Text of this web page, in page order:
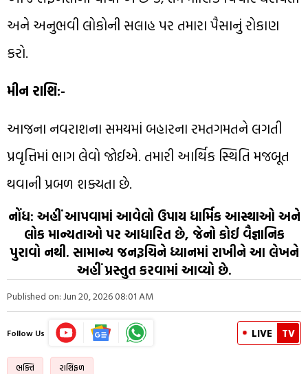
અને અનુભવી લોકોની સલાહ પર તમારા પૈસાનું રોકાણ
કરો.
મીન રાશિ:-
આજના નવરાશના સમયમાં બહારના રમતગમતને લગતી
પ્રવૃત્તિમાં ભાગ લેવો જોઈએ. તમારી આર્થિક સ્થિતિ મજબૂત
થવાની પ્રબળ શક્યતા છે.
નોંધ: અહીં આપવામાં આવેલો ઉપાય ધાર્મિક આસ્થાઓ અને
લોક માન્યતાઓ પર આધારિત છે, જેનો કોઈ વૈજ્ઞાનિક
પુરાવો નથી. સામાન્ય જનરૂચિને ધ્યાનમાં રાખીને આ લેખને
અહીં પ્રસ્તુત કરવામાં આવ્યો છે.
Published on: Jun 20, 2026 08:01 AM
Follow Us LIVE TV
ભક્તિ રાશિફળ